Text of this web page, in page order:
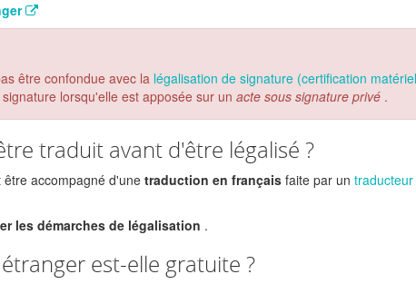
être confondue avec la légalisation de signature (certification
lorsqu'elle est apposée sur un acte sous signature privé .
traduit avant d'être légalisé ?
accompagné d'une traduction en français faite par un traducteur
les démarches de légalisation .
est-elle gratuite ?